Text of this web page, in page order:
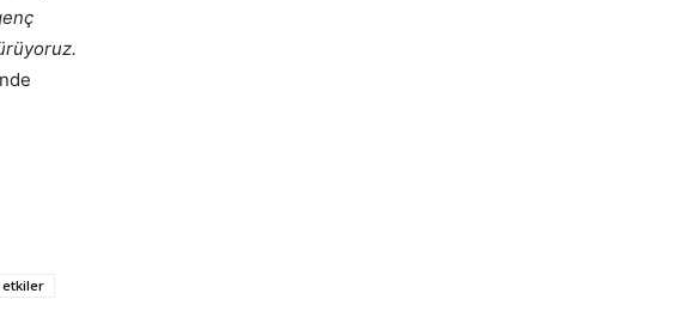
etkiler